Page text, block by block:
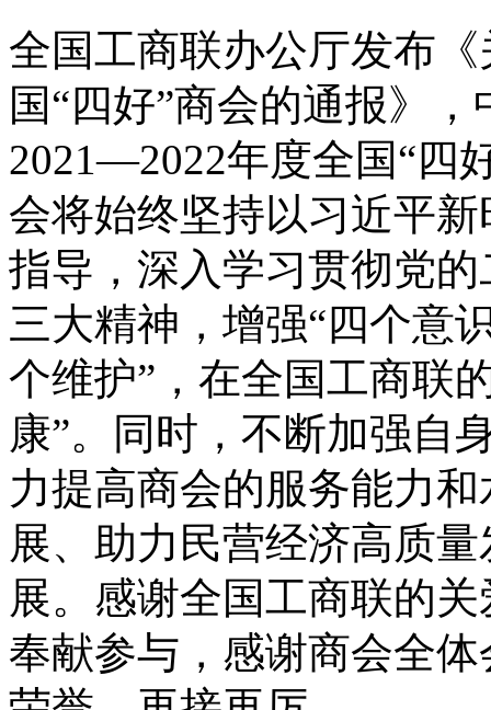
全国工商联办公厅发布
国“四好”商会的通报》
2021—2022年度全国“四
会将始终坚持以习近平
指导，深入学习贯彻党
三大精神，增强“四个意
个维护”，在全国工商联
康”。同时，不断加强自
力提高商会的服务能力
展、助力民营经济高质
展。 感谢全国工商联的
奉献参与，感谢商会全